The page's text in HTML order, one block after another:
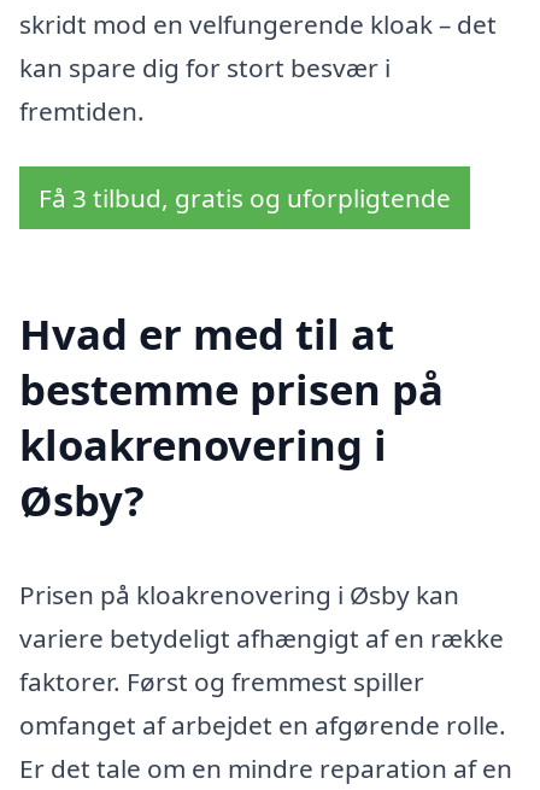
skridt mod en velfungerende kloak – det
kan spare dig for stort besvær i
fremtiden.
Få 3 tilbud, gratis og uforpligtende
Hvad er med til at
bestemme prisen på
kloakrenovering i
Øsby?
Prisen på kloakrenovering i Øsby kan
variere betydeligt afhængigt af en række
faktorer. Først og fremmest spiller
omfanget af arbejdet en afgørende rolle.
Er det tale om en mindre reparation af en